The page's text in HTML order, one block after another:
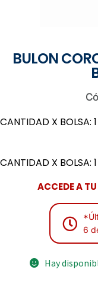
BULON
CANTIDAD X BOLSA:
CANTIDAD X BOLSA:
ACCEDE A
6
Hay